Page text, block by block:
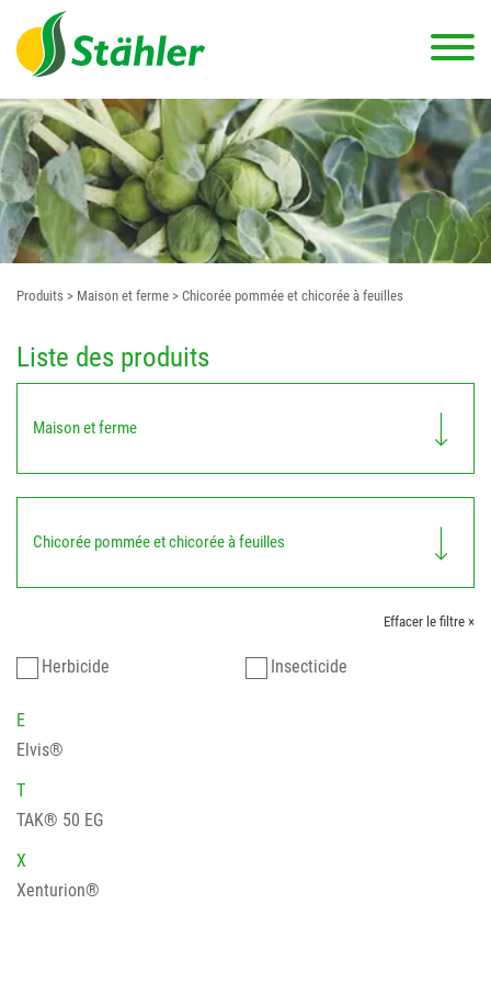
Produits > Maison et ferme > Chicorée pommée et chicorée à feuilles
Liste des produits
Maison et ferme
Chicorée pommée et chicorée à feuilles
Effacer le filtre ×
Herbicide Insecticide
E
Elvis®
T
TAK® 50 EG
X
Xenturion®